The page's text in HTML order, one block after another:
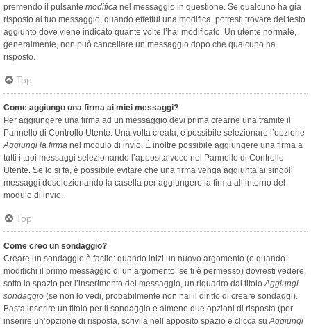
premendo il pulsante modifica nel messaggio in questione. Se qualcuno ha già
risposto al tuo messaggio, quando effettui una modifica, potresti trovare del testo
aggiunto dove viene indicato quante volte l’hai modificato. Un utente normale,
generalmente, non può cancellare un messaggio dopo che qualcuno ha
risposto.
Top
Come aggiungo una firma ai miei messaggi?
Per aggiungere una firma ad un messaggio devi prima crearne una tramite il
Pannello di Controllo Utente. Una volta creata, è possibile selezionare l’opzione
Aggiungi la firma nel modulo di invio. È inoltre possibile aggiungere una firma a
tutti i tuoi messaggi selezionando l’apposita voce nel Pannello di Controllo
Utente. Se lo si fa, è possibile evitare che una firma venga aggiunta ai singoli
messaggi deselezionando la casella per aggiungere la firma all’interno del
modulo di invio.
Top
Come creo un sondaggio?
Creare un sondaggio è facile: quando inizi un nuovo argomento (o quando
modifichi il primo messaggio di un argomento, se ti è permesso) dovresti vedere,
sotto lo spazio per l’inserimento del messaggio, un riquadro dal titoloAggiungi
sondaggio (se non lo vedi, probabilmente non hai il diritto di creare sondaggi).
Basta inserire un titolo per il sondaggio e almeno due opzioni di risposta (per
inserire un’opzione di risposta, scrivila nell’apposito spazio e clicca suAggiungi